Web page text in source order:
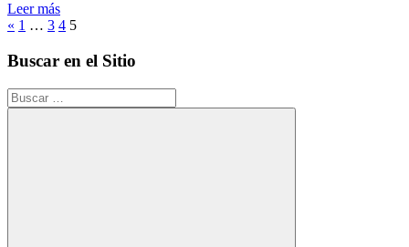
Leer más
Posts
pagination
« Entradas
1 … 3 4 5
Buscar en el Sitio
Buscar: